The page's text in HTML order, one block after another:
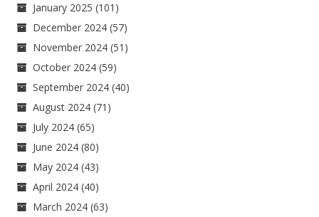
January 2025 (101)
December 2024 (57)
November 2024 (51)
October 2024 (59)
September 2024 (40)
August 2024 (71)
July 2024 (65)
June 2024 (80)
May 2024 (43)
April 2024 (40)
March 2024 (63)